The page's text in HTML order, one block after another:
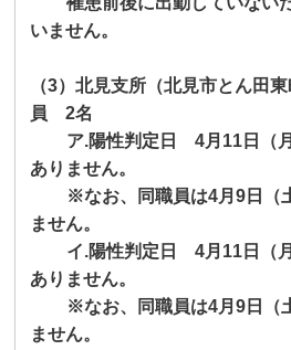
いません。
（3）北見支所（北見市とん田
員2名
ア.陽性判定日 4月 11日（
ありません。
※なお、同職員は4月 9日（
ません。
イ.陽性判定日 4月 11日（
ありません。
※なお、同職員は4月 9日（
ません。